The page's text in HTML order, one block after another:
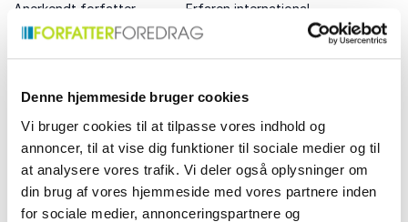
Denne hjemmeside bruger cookies
Vi bruger cookies til at tilpasse vores indhold og
annoncer, til at vise dig funktioner til sociale medier og til
at analysere vores trafik. Vi deler også oplysninger om
din brug af vores hjemmeside med vores partnere inden
for sociale medier, annonceringspartnere og
Anerkendt forfatter,
hædret med DR
Romanprisen 2015. Kendt
for sin evne til at skabe
med dyb menneskelig
indsigt.
Erfaren international
korrespondent, der bringer
skarpe analyser og indsigter
fra verdens brændpunkter